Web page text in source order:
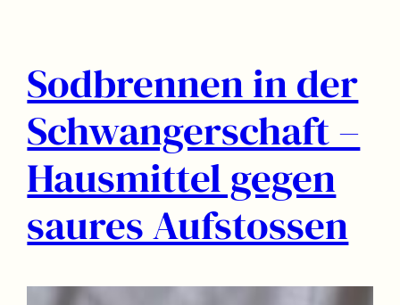
Sodbrennen in der
Schwangerschaft –
Hausmittel gegen
saures Aufstossen